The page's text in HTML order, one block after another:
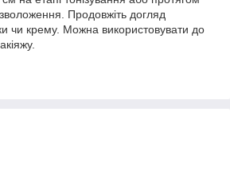
Продовжіть догляд
чи крему. Можна використовувати до